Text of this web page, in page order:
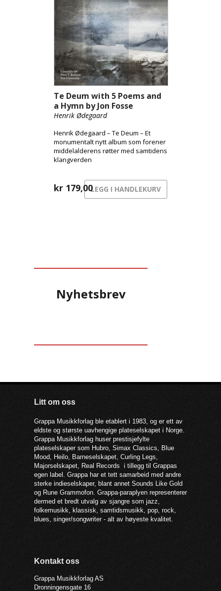
Te Deum with 5 Poems and
a Hymn by Jon Fosse
Henrik Ødegaard
Henrik Ødegaard – Te Deum – Et
monumentalt nytt album som forener
middelalderens røtter med samtidens
klangverden
kr 179,00LEGG I HANDLEKURV
Nyhetsbrev
Litt om oss
Grappa Musikkforlag ble etablert i 1983, og er ett av
eldste og største uavhengige plateselskapet i Norge.
Grappa Musikkforlag huser prestisjefylte
plateselskaper som Hubro, Simax Classics, Blue
Mood, Heilo, Barneselskapet, Curling Legs,
Majorselskapet, Real Records i tillegg til Grappas
egen label. Grappa har et tett samarbeid med andre
sterke indieselskaper, blant annet Sounds Like Gold
og Rune Grammofon. Grappa-paraplyen representerer
dermed et bredt utvalg av sjangre som jazz,
folkemusikk, klassisk, samtidsmusikk, pop, rock,
blues, singer/songwriter - alt av høyeste kvalitet.
Kontakt oss
Grappa Musikkforlag AS
Dronningensgate 16